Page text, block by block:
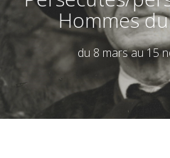
INFOS PRATIQUESHommes du
du 8 mars au 15